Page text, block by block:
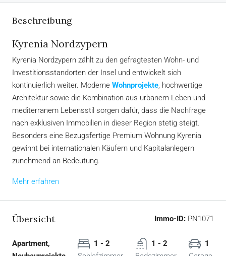
Beschreibung
Kyrenia Nordzypern
Kyrenia Nordzypern zählt zu den gefragtesten Wohn- und
Investitionsstandorten der Insel und entwickelt sich
kontinuierlich weiter. Moderne Wohnprojekte, hochwertige
Architektur sowie die Kombination aus urbanem Leben und
mediterranem Lebensstil sorgen dafür, dass die Nachfrage
nach exklusiven Immobilien in dieser Region stetig steigt.
Besonders eine Bezugsfertige Premium Wohnung Kyrenia
gewinnt bei internationalen Käufern und Kapitalanlegern
zunehmend an Bedeutung.
Mehr erfahren
Übersicht Immo-ID: PN1071
Apartment,
1 - 2
1 - 2
1